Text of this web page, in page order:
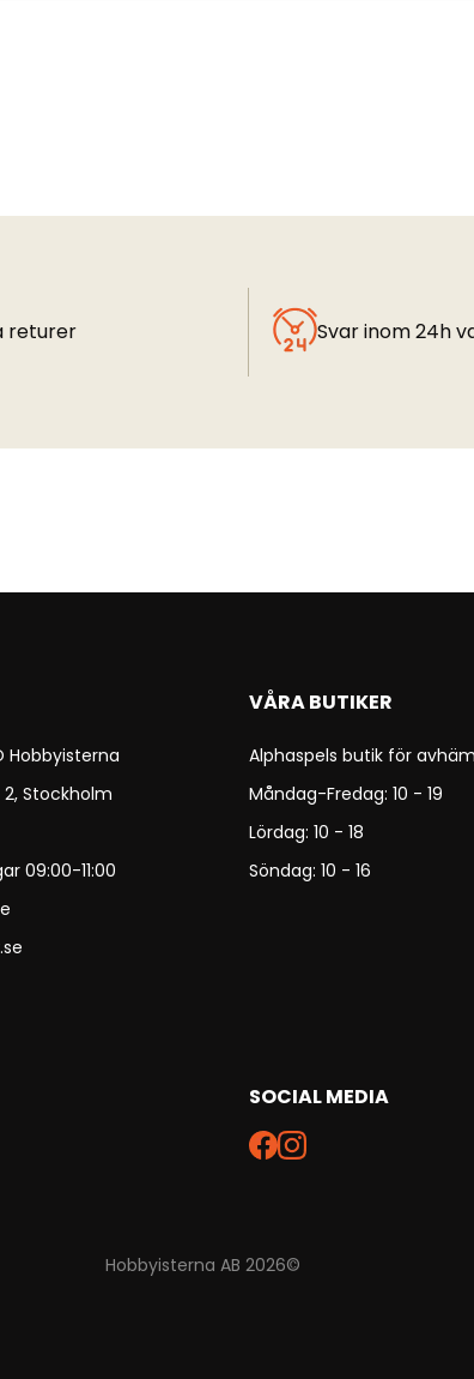
returer Svar inom 24h
Hobbyisterna
Stockholm
09:00-11:00
VÅRA BUTIKER
Alphaspels butik för
Måndag-Fredag: 10 - 19
Lördag: 10 - 18
Söndag: 10 - 16
SOCIAL MEDIA
Hobbyisterna AB 2026©